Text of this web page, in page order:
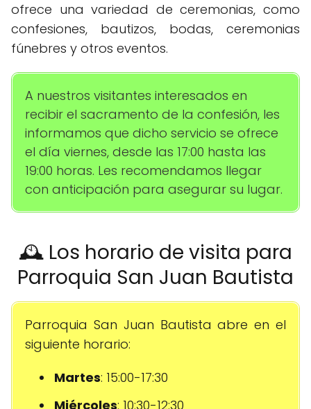
ofrece una variedad de ceremonias, como
confesiones, bautizos, bodas, ceremonias
fúnebres y otros eventos.
A nuestros visitantes interesados en
recibir el sacramento de la confesión, les
informamos que dicho servicio se ofrece
el día viernes, desde las 17:00 hasta las
19:00 horas. Les recomendamos llegar
con anticipación para asegurar su lugar.
🕰️ Los horario de visita para
Parroquia San Juan Bautista
Parroquia San Juan Bautista abre en el
siguiente horario:
Martes: 15:00-17:30
Miércoles: 10:30-12:30